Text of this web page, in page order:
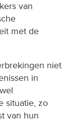
van
met de
niet
in
situatie, zo
van hun